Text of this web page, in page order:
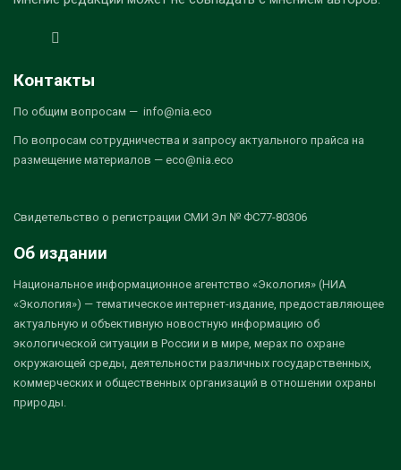
Контакты
По общим вопросам — info@nia.eco
По вопросам сотрудничества и запросу актуального прайса на
размещение материалов — eco@nia.eco
Свидетельство о регистрации СМИ Эл № ФС77-80306
Об издании
Национальное информационное агентство «Экология» (НИА
«Экология») — тематическое интернет-издание, предоставляющее
актуальную и объективную новостную информацию об
экологической ситуации в России и в мире, мерах по охране
окружающей среды, деятельности различных государственных,
коммерческих и общественных организаций в отношении охраны
природы.